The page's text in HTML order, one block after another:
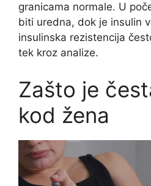
granicama normale. U
biti uredna, dok je insulin
insulinska rezistencija
tek kroz analize.
Zašto je
kod žena